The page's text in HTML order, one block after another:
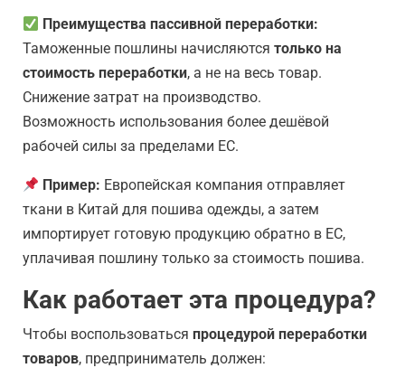
Преимущества пассивной переработки:
Таможенные пошлины начисляются только на
стоимость переработки, а не на весь товар.
Снижение затрат на производство.
Возможность использования более дешёвой
рабочей силы за пределами ЕС.
Пример: Европейская компания отправляет
ткани в Китай для пошива одежды, а затем
импортирует готовую продукцию обратно в ЕС,
уплачивая пошлину только за стоимость пошива.
Как работает эта процедура?
Чтобы воспользоваться процедурой переработки
товаров, предприниматель должен: